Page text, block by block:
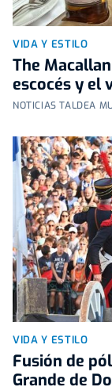
VIDA Y ESTILO
The
escocés y el
NOTICIAS TALDEA
VIDA Y ESTILO
Fusión de
Grande de